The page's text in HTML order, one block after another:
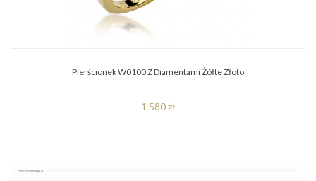
Pierścionek W0100 Z Diamentami Żółte Złoto
1 580 zł